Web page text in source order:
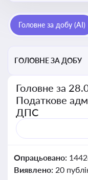
Головне за добу (AI)
ГОЛОВНЕ ЗА ДОБУ
Головне за
Податкове
ДПС
Опрацьовано:
Виявлено: 20